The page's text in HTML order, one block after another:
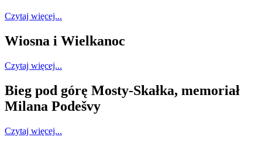
Czytaj więcej...
Wiosna i Wielkanoc
Czytaj więcej...
Bieg pod górę Mosty-Skałka, memoriał
Milana Podešvy
Czytaj więcej...